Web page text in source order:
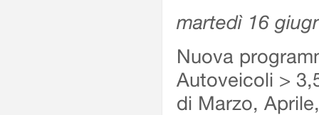
martedì 16
Nuova
Autoveicoli >
di Marzo,